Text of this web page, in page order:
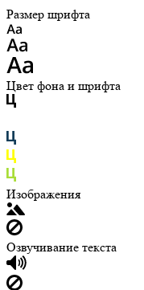
Размер шрифта
Цвет фона и шрифта
Изображения
Озвучивание текста